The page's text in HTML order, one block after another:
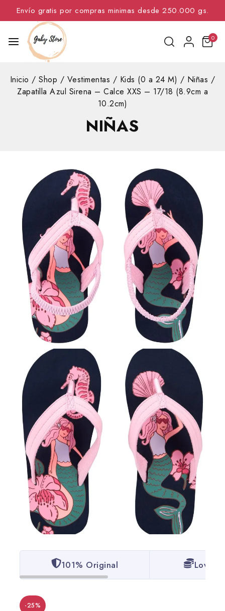
Envío gratis por compras minimas desde 250.000 gs.
0
Inicio / Shop / Vestimentas / Kids (0 a 24 M) / Niñas /
Zapatilla Azul Sirena – Calce XXS – 17/18 (8.9cm a
10.2cm)
NIÑAS
101% Original Lowest
-25%